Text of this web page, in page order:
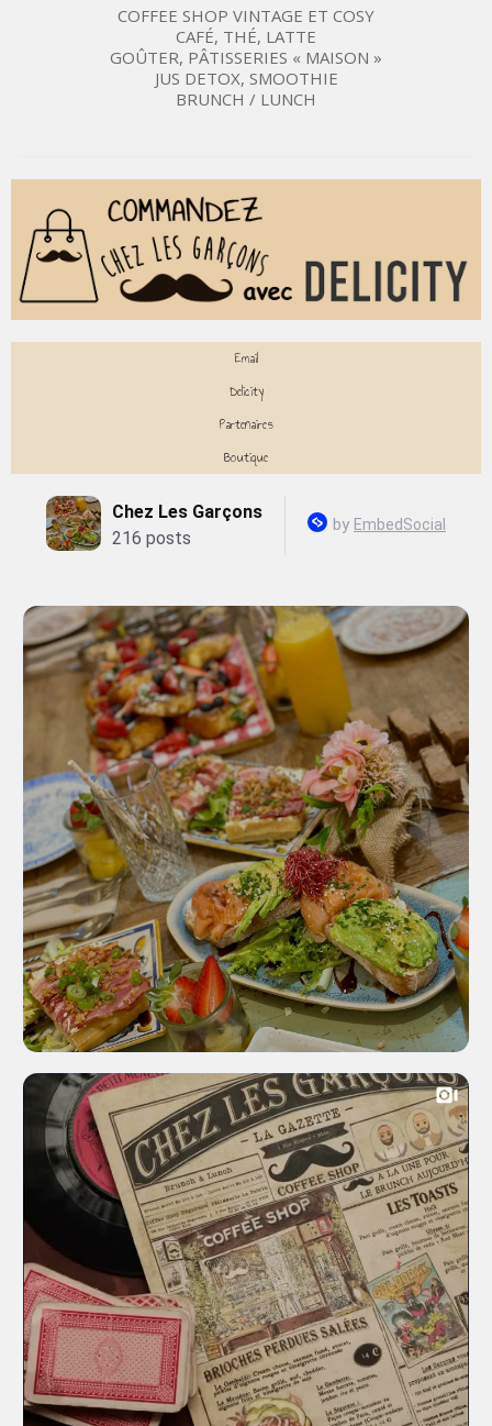
COFFEE SHOP VINTAGE ET COSY
CAFÉ, THÉ, LATTE
GOÛTER, PÂTISSERIES « MAISON »
JUS DETOX, SMOOTHIE
BRUNCH / LUNCH
Email
Delicity
Partenaires
Boutique